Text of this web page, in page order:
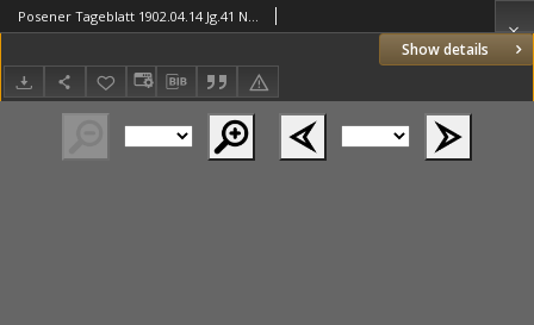
Show details
Posener Tageblatt 1902.04.14 Jg.41 Nr172